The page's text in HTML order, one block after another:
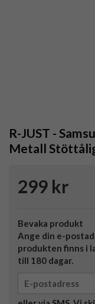
R-JUST -
Metall
299 kr
Bevaka produkt
Ange din e-
produkten finns i
till 180 dagar.